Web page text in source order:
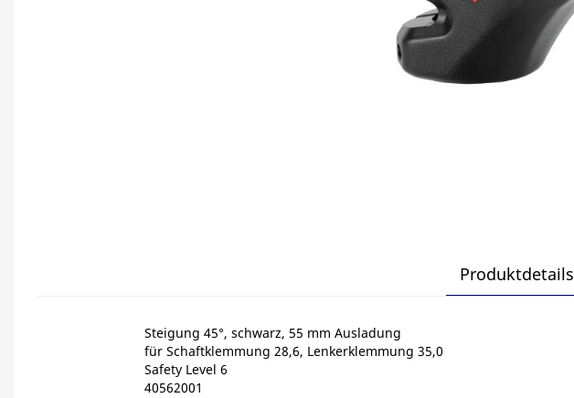
Produktdetails
Steigung 45°, schwarz, 55 mm Ausladung
für Schaftklemmung 28,6, Lenkerklemmung 35,0
Safety Level 6
40562001